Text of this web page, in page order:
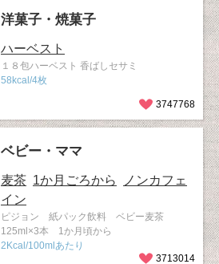
洋菓子・焼菓子
ハーベスト
１８包ハーベスト 香ばしセサミ
58kcal/4枚
3747768
ベビー・ママ
麦茶 1か月ごろから
ノンカフェ
イン
ピジョン 紙パック飲料 ベビー麦茶
125ml×3本 1か月頃から
2Kcal/100mlあたり
3713014